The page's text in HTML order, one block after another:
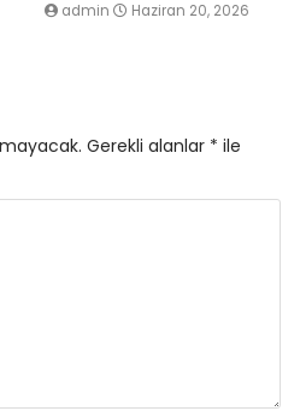
admin Haziran 20, 2026
Gerekli alanlar * ile